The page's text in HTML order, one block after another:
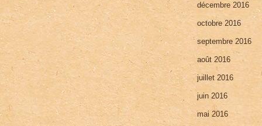
décembre 2016
octobre 2016
septembre 2016
août 2016
juillet 2016
juin 2016
mai 2016